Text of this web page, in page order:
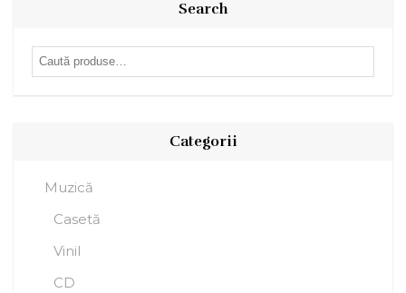
Search
Caută
Categorii
Muzică
Casetă
Vinil
CD